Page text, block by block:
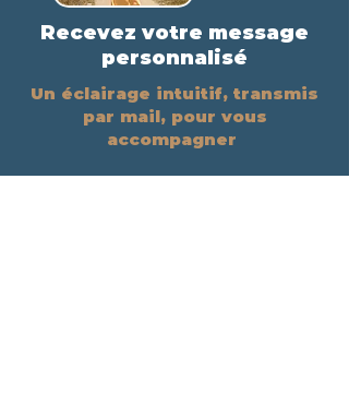
Recevez votre message
personnalisé
Un éclairage intuitif, transmis
par mail, pour vous
accompagner